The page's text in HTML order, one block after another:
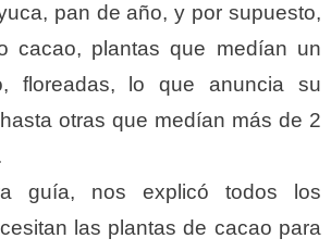
pan de año, y por supuesto,
cacao, plantas que medían un
floreadas, lo que anuncia su
otras que medían más de 2
guía, nos explicó todos los
las plantas de cacao para